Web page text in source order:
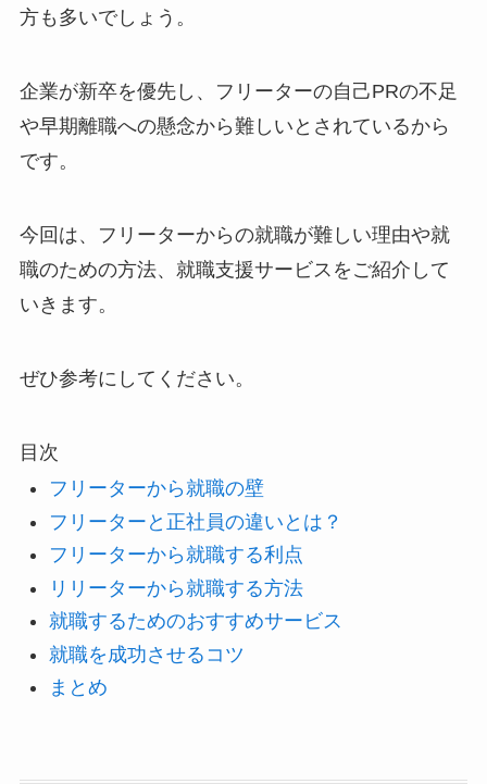
方も多いでしょう。
企業が新卒を優先し、フリーターの自己PRの不足
や早期離職への懸念から難しいとされているから
です。
今回は、フリーターからの就職が難しい理由や就
職のための方法、就職支援サービスをご紹介して
いきます。
ぜひ参考にしてください。
目次
フリーターから就職の壁
フリーターと正社員の違いとは？
フリーターから就職する利点
リリーターから就職する方法
就職するためのおすすめサービス
就職を成功させるコツ
まとめ